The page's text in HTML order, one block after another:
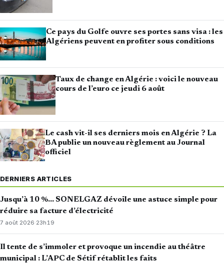
Ce pays du Golfe ouvre ses portes sans visa : les
Algériens peuvent en profiter sous conditions
Taux de change en Algérie : voici le nouveau
cours de l’euro ce jeudi 6 août
Le cash vit-il ses derniers mois en Algérie ? La
BA publie un nouveau règlement au Journal
officiel
DERNIERS ARTICLES
Jusqu’à 10 %… SONELGAZ dévoile une astuce simple pour
réduire sa facture d’électricité
7 août 2026·23h19
Il tente de s’immoler et provoque un incendie au théâtre
municipal : L’APC de Sétif rétablit les faits